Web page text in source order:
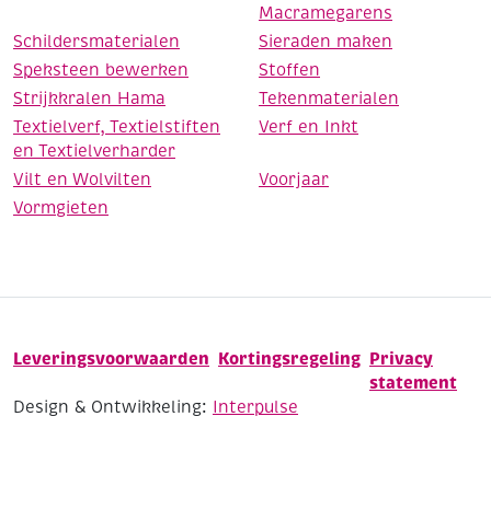
Macramegarens
Schildersmaterialen
Sieraden maken
Speksteen bewerken
Stoffen
Strijkkralen Hama
Tekenmaterialen
Textielverf, Textielstiften
en Textielverharder
Verf en Inkt
Vilt en Wolvilten
Voorjaar
Vormgieten
Leveringsvoorwaarden Kortingsregeling Privacy
statement
Design & Ontwikkeling: Interpulse